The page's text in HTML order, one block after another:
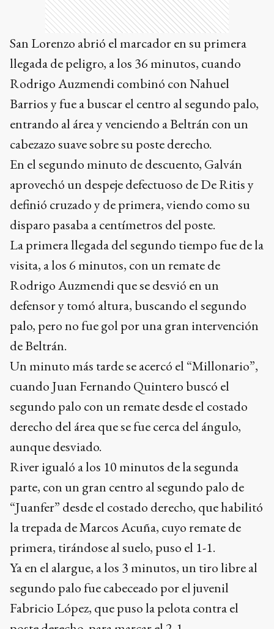
San Lorenzo abrió el marcador en su primera
llegada de peligro, a los 36 minutos, cuando
Rodrigo Auzmendi combinó con Nahuel
Barrios y fue a buscar el centro al segundo palo,
entrando al área y venciendo a Beltrán con un
cabezazo suave sobre su poste derecho.
En el segundo minuto de descuento, Galván
aprovechó un despeje defectuoso de De Ritis y
definió cruzado y de primera, viendo como su
disparo pasaba a centímetros del poste.
La primera llegada del segundo tiempo fue de la
visita, a los 6 minutos, con un remate de
Rodrigo Auzmendi que se desvió en un
defensor y tomó altura, buscando el segundo
palo, pero no fue gol por una gran intervención
de Beltrán.
Un minuto más tarde se acercó el “Millonario”,
cuando Juan Fernando Quintero buscó el
segundo palo con un remate desde el costado
derecho del área que se fue cerca del ángulo,
aunque desviado.
River igualó a los 10 minutos de la segunda
parte, con un gran centro al segundo palo de
“Juanfer” desde el costado derecho, que habilitó
la trepada de Marcos Acuña, cuyo remate de
primera, tirándose al suelo, puso el 1-1.
Ya en el alargue, a los 3 minutos, un tiro libre al
segundo palo fue cabeceado por el juvenil
Fabricio López, que puso la pelota contra el